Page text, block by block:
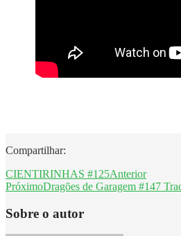
Compartilhar:
CIENTIRINHAS #125Anterior
PróximoDragões de Garagem #147
Sobre o autor